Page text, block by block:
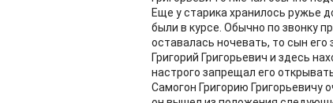
Еще у старика хранилось ружье
были в курсе. Обычно по звонку
оставалась ночевать, то сын
Григорий Григорьевич и здесь
настрого запрещал его
Самогон Григорию Григорьевичу